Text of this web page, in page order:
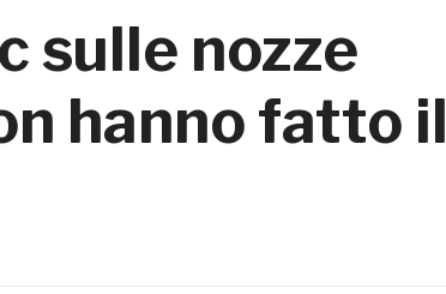
sulle nozze
hanno fatto il